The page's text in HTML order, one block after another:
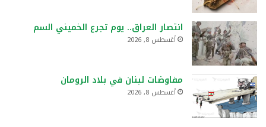
انتصار العراق.. يوم تجرع الخميني السم
أغسطس 8, 2026
مفاوضات لبنان في بلاد الرومان
أغسطس 8, 2026